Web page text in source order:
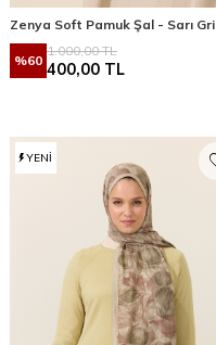
Zenya Soft Pamuk Şal - Sarı Gri
%60
1.000,00TL
400,00 TL
YENI